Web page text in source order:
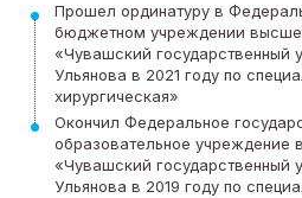
Прошел ординатуру в
бюджетном учреждении
«Чувашский государственный
Ульянова в 2021 году по
хирургическая»
Окончил Федеральное
образовательное учреждение
«Чувашский государственный
Ульянова в 2019 году по